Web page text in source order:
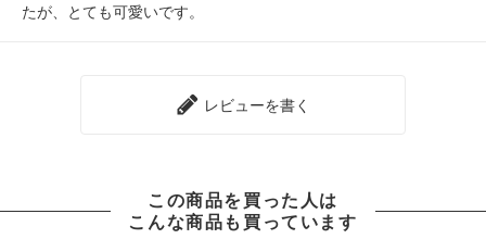
たが、とても可愛いです。
レビューを書く
この商品を買った人は
こんな商品も買っています